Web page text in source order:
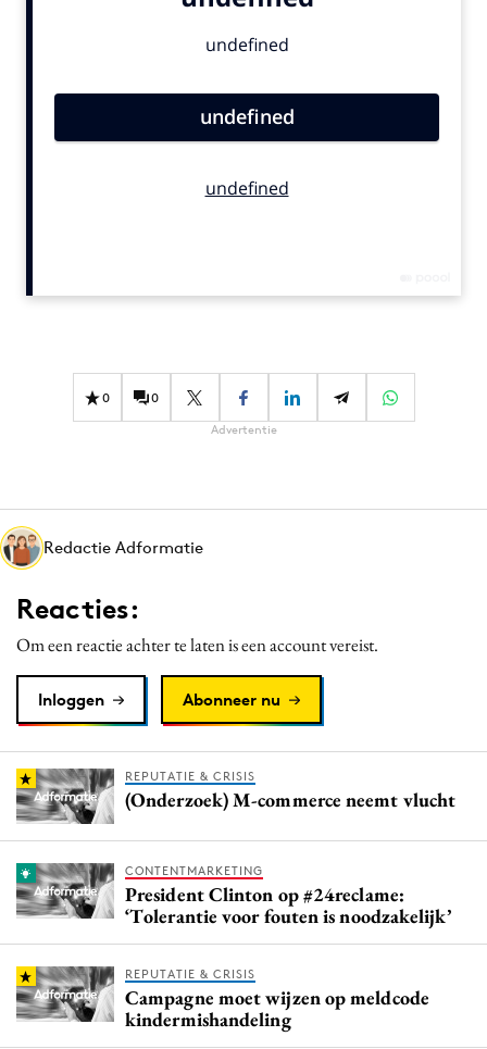
Gedragsverandering
Influencer marketing
Media
Merkstrategie
PR
Programmatic
Purpose Marketing
Reputatie & crisis
0 0
Advertentie
Redactie Adformatie
Reacties:
Om een reactie achter te laten is een account vereist.
Inloggen Abonneer nu
REPUTATIE & CRISIS
(Onderzoek) M-commerce neemt vlucht
CONTENTMARKETING
President Clinton op #24reclame:
‘Tolerantie voor fouten is noodzakelijk’
REPUTATIE & CRISIS
Campagne moet wijzen op meldcode
kindermishandeling